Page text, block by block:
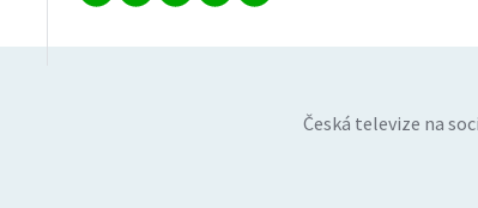
Česká televize na